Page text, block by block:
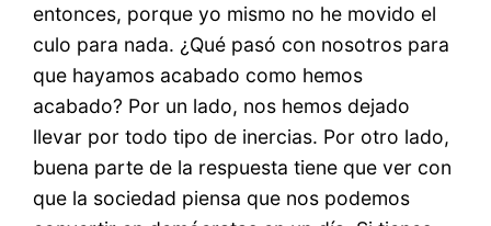
entonces, porque yo mismo no he movido el
culo para nada. ¿Qué pasó con nosotros para
que hayamos acabado como hemos
acabado? Por un lado, nos hemos dejado
llevar por todo tipo de inercias. Por otro lado,
buena parte de la respuesta tiene que ver con
que la sociedad piensa que nos podemos